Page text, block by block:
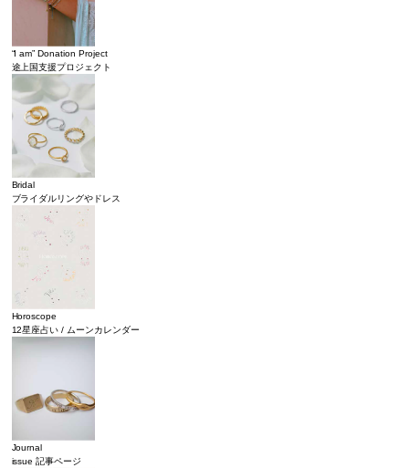
“I am” Donation Project
途上国支援プロジェクト
Bridal
ブライダルリングやドレス
Horoscope
12星座占い / ムーンカレンダー
Journal
issue 記事ページ